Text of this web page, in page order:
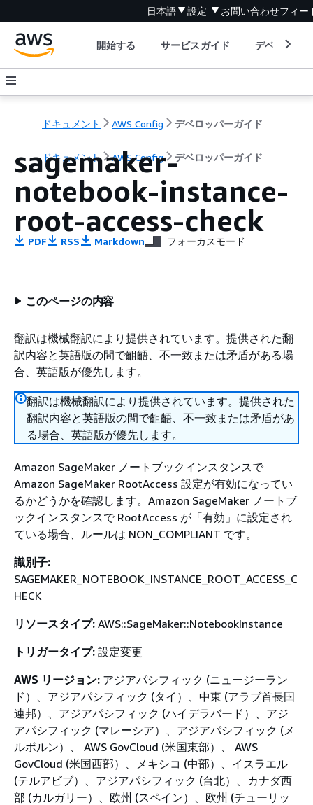
日本語 設定 お問い合わせフィー
開始する サービスガイド デベロッパ
ドキュメント AWS Config デベロッパーガイド
ドキュメント AWS Config デベロッパーガイド
sagemaker-
notebook-instance-
root-access-check
PDF RSS Markdown フォーカスモード
このページの内容
翻訳は機械翻訳により提供されています。提供された翻
訳内容と英語版の間で齟齬、不一致または矛盾がある場
合、英語版が優先します。
翻訳は機械翻訳により提供されています。提供された
翻訳内容と英語版の間で齟齬、不一致または矛盾があ
る場合、英語版が優先します。
Amazon SageMaker ノートブックインスタンスで
Amazon SageMaker RootAccess 設定が有効になってい
るかどうかを確認します。Amazon SageMaker ノートブ
ックインスタンスで RootAccess が「有効」に設定され
ている場合、ルールは NON_COMPLIANT です。
識別子:
SAGEMAKER_NOTEBOOK_INSTANCE_ROOT_ACCESS_C
HECK
リソースタイプ: AWS::SageMaker::NotebookInstance
トリガータイプ: 設定変更
AWS リージョン: アジアパシフィック (ニュージーラン
ド）、アジアパシフィック (タイ）、中東 (アラブ首長国
連邦）、アジアパシフィック (ハイデラバード）、アジ
アパシフィック (マレーシア）、アジアパシフィック (メ
ルボルン）、 AWS GovCloud (米国東部）、 AWS
GovCloud (米国西部）、メキシコ (中部）、イスラエル
(テルアビブ）、アジアパシフィック (台北）、カナダ西
部 (カルガリー）、欧州 (スペイン）、欧州 (チューリッ